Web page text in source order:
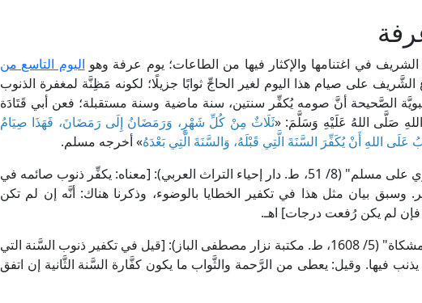
في اغتنامها والإكثار فيها من الطاعات؛ يوم عرفة وهو اليوم التاسع من
على صيام هذا اليوم لغير الحاجِّ ثوابًا جزيلًا؛ لكونه مَظِنَّة لمغفرة الذنوب
الصَّحيحة أنَّ صومه يُكفِّر سنتين، سنة ماضية وسنة مستقبلة؛ فعن أبي قَتَادَة
صَلَّى اللهُ عَلَيْهِ وَسَلَّمَ: «ثَلَاثٌ مِنْ كُلِّ شَهْرٍ، وَرَمَضَانُ إِلَى رَمَضَانَ، فَهَذَا صِيَامُ
اللهِ أَنْ يُكَفِّرَ السَّنَةَ الَّتِي قَبْلَهُ، وَالسَّنَةَ الَّتِي بَعْدَهُ» أخرجه مسلم.
قال الإمام النووي في "شرح النووي على مسلم" (8/ 51، ط. دار إحياء التراث العربي): [معناه: يكفِّر ذنوب صائمه في
وسبق بيان مثل هذا في تكفير الخطايا بالوضوء، وذكرنا هناك: أنَّه إن لم تكن
فإن لم يكن رُفعت درجات] اهـ.
وقال العلَّامة الطِّيبِي في "شرح المشكاة" (5/ 1608، ط. مكتبة نزار مصطفى الباز): [قيل في تكفير ذنوب السَّنة التي
فيها. وقيل: يعطى من الرَّحمة والثَّواب ما يكون كفَّارة السَّنة الثَّانية إن اتفق